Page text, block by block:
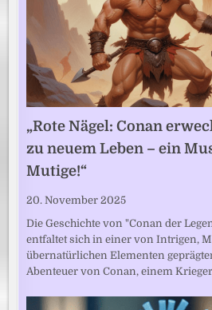
„Rote Nägel: Conan
zu neuem Leben – ein
Mutige!“
20. November 2025
Die Geschichte von "Conan der
entfaltet sich in einer von Intrigen,
übernatürlichen Elementen
Abenteuer von Conan, einem